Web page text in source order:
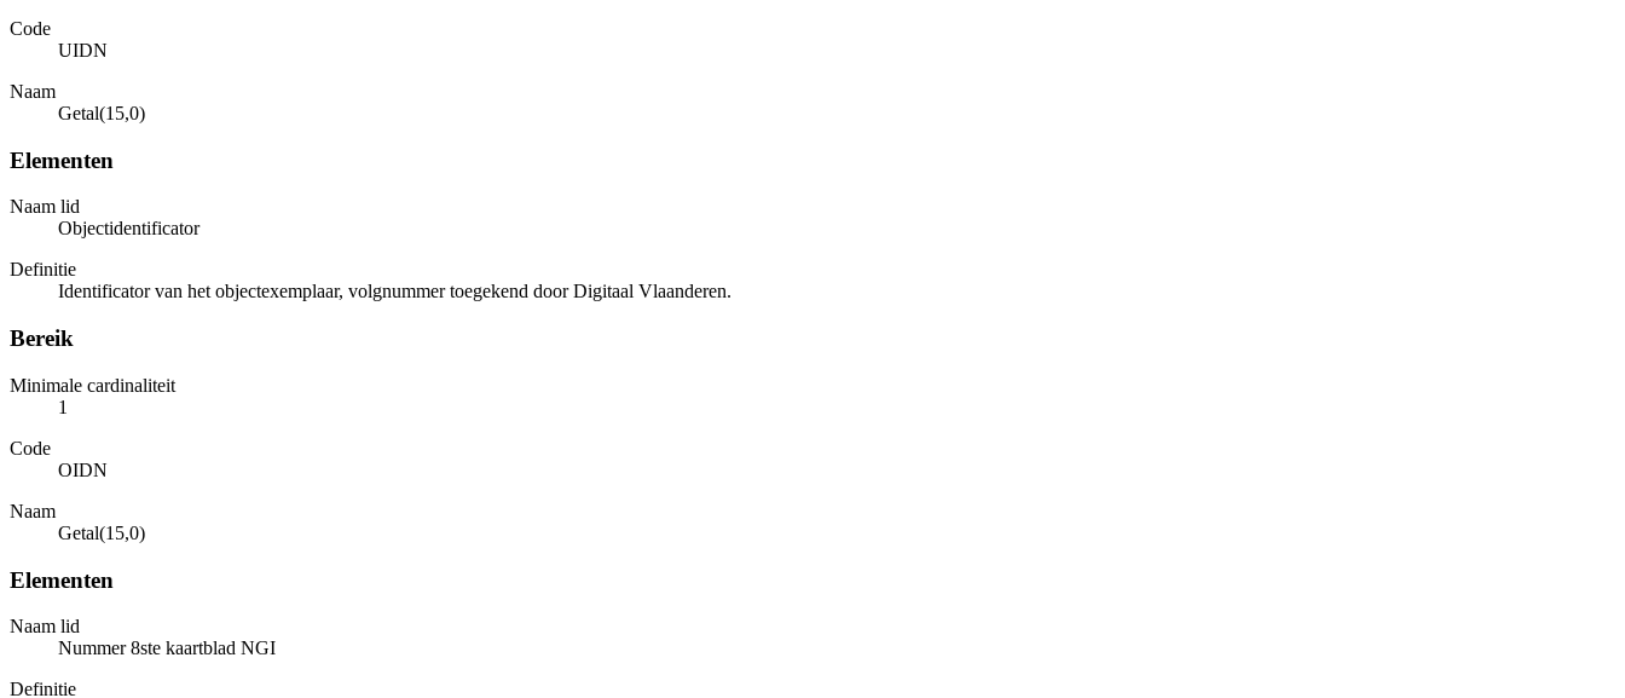
Code
UIDN
Naam
Getal(15,0)
Elementen
Naam lid
Objectidentificator
Definitie
Identificator van het objectexemplaar, volgnummer toegekend door Digitaal Vlaanderen.
Bereik
Minimale cardinaliteit
1
Code
OIDN
Naam
Getal(15,0)
Elementen
Naam lid
Nummer 8ste kaartblad NGI
Definitie